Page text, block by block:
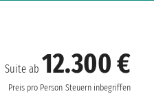
Suite ab 12.300 €
Preis pro Person Steuern inbegriffen